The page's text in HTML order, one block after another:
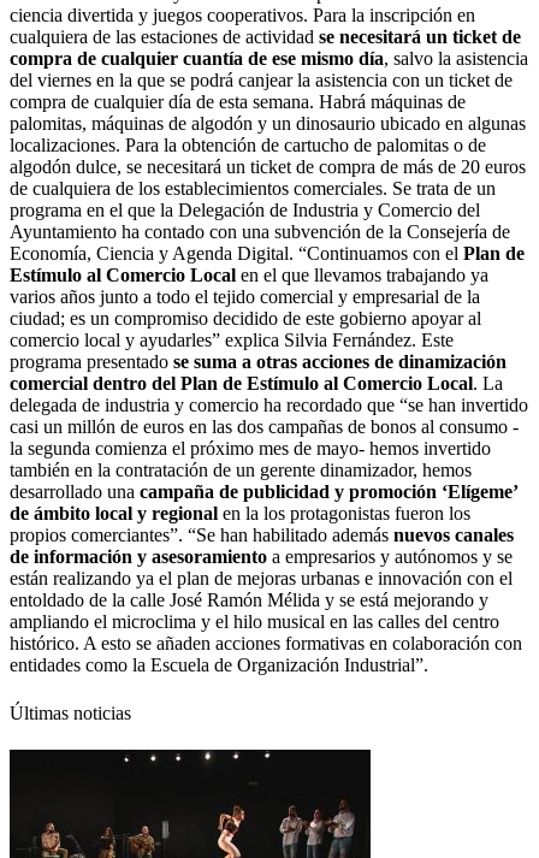
ciencia divertida y juegos cooperativos. Para la inscripción en
cualquiera de las estaciones de actividad se necesitará un ticket de
compra de cualquier cuantía de ese mismo día, salvo la asistencia
del viernes en la que se podrá canjear la asistencia con un ticket de
compra de cualquier día de esta semana. Habrá máquinas de
palomitas, máquinas de algodón y un dinosaurio ubicado en algunas
localizaciones. Para la obtención de cartucho de palomitas o de
algodón dulce, se necesitará un ticket de compra de más de 20 euros
de cualquiera de los establecimientos comerciales. Se trata de un
programa en el que la Delegación de Industria y Comercio del
Ayuntamiento ha contado con una subvención de la Consejería de
Economía, Ciencia y Agenda Digital. “Continuamos con el Plan de
Estímulo al Comercio Local en el que llevamos trabajando ya
varios años junto a todo el tejido comercial y empresarial de la
ciudad; es un compromiso decidido de este gobierno apoyar al
comercio local y ayudarles” explica Silvia Fernández. Este
programa presentado se suma a otras acciones de dinamización
comercial dentro del Plan de Estímulo al Comercio Local. La
delegada de industria y comercio ha recordado que “se han invertido
casi un millón de euros en las dos campañas de bonos al consumo -
la segunda comienza el próximo mes de mayo- hemos invertido
también en la contratación de un gerente dinamizador, hemos
desarrollado una campaña de publicidad y promoción ‘Elígeme’
de ámbito local y regional en la los protagonistas fueron los
propios comerciantes”. “Se han habilitado además nuevos canales
de información y asesoramiento a empresarios y autónomos y se
están realizando ya el plan de mejoras urbanas e innovación con el
entoldado de la calle José Ramón Mélida y se está mejorando y
ampliando el microclima y el hilo musical en las calles del centro
histórico. A esto se añaden acciones formativas en colaboración con
entidades como la Escuela de Organización Industrial”.
Últimas noticias